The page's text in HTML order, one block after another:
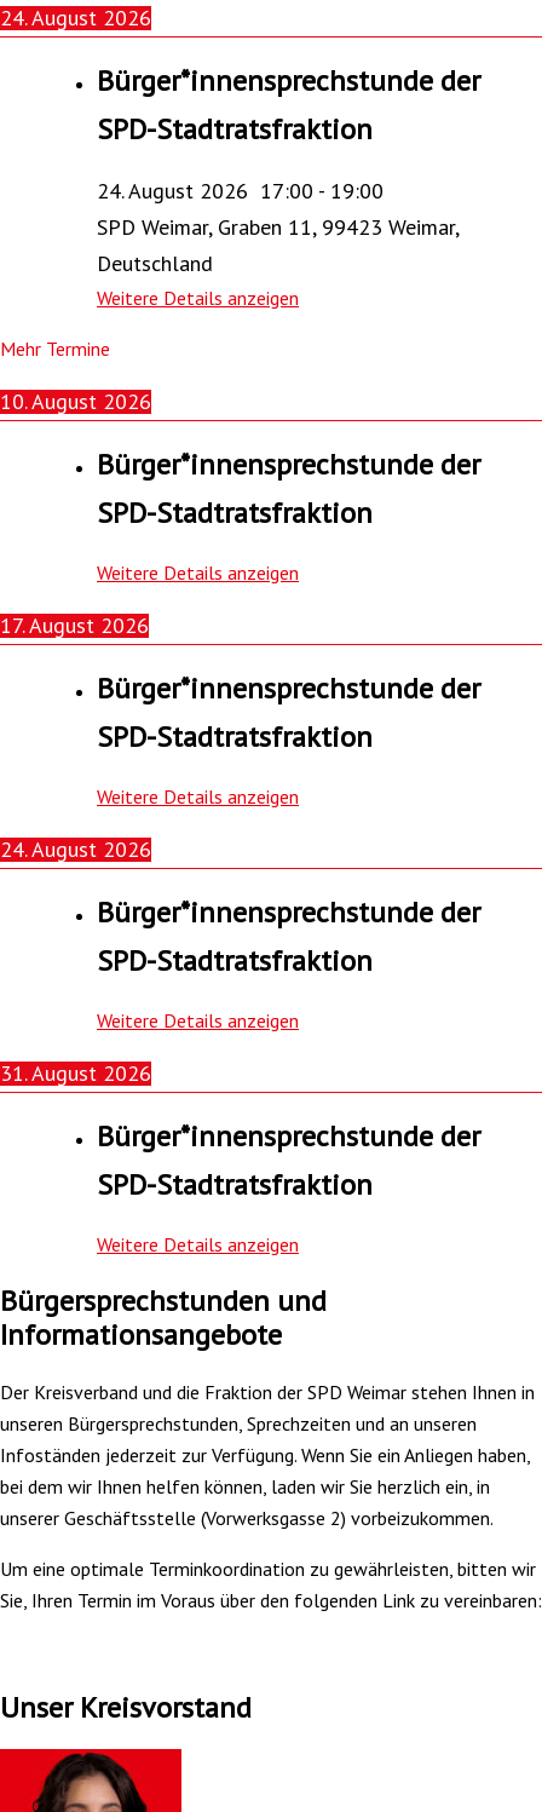
24. August 2026
Bürger*innensprechstunde der
SPD-Stadtratsfraktion
24. August 2026 17:00 - 19:00
SPD Weimar, Graben 11, 99423 Weimar,
Deutschland
Weitere Details anzeigen
Mehr Termine
10. August 2026
Bürger*innensprechstunde der
SPD-Stadtratsfraktion
Weitere Details anzeigen
17. August 2026
Bürger*innensprechstunde der
SPD-Stadtratsfraktion
Weitere Details anzeigen
24. August 2026
Bürger*innensprechstunde der
SPD-Stadtratsfraktion
Weitere Details anzeigen
31. August 2026
Bürger*innensprechstunde der
SPD-Stadtratsfraktion
Weitere Details anzeigen
Bürgersprechstunden und
Informationsangebote
Der Kreisverband und die Fraktion der SPD Weimar stehen Ihnen in
unseren Bürgersprechstunden, Sprechzeiten und an unseren
Infoständen jederzeit zur Verfügung. Wenn Sie ein Anliegen haben,
bei dem wir Ihnen helfen können, laden wir Sie herzlich ein, in
unserer Geschäftsstelle (Vorwerksgasse 2) vorbeizukommen.
Um eine optimale Terminkoordination zu gewährleisten, bitten wir
Sie, Ihren Termin im Voraus über den folgenden Link zu vereinbaren:
Unser Kreisvorstand